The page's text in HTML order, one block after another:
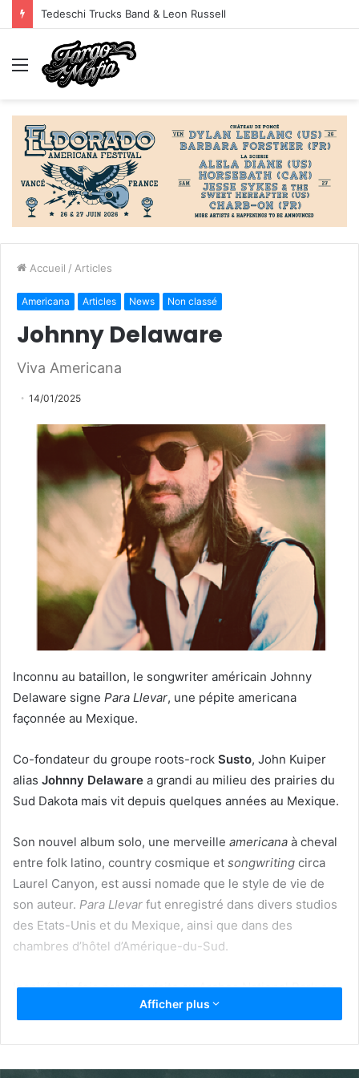
Tedeschi Trucks Band & Leon Russell
Menu
Accueil / Articles
Americana Articles News Non classé
Johnny Delaware
Viva Americana
14/01/2025
Inconnu au bataillon, le songwriter américain Johnny
Delaware signe Para Llevar, une pépite americana
façonnée au Mexique.
Co-fondateur du groupe roots-rock Susto, John Kuiper
alias Johnny Delaware a grandi au milieu des prairies du
Sud Dakota mais vit depuis quelques années au Mexique.
Son nouvel album solo, une merveille americana à cheval
entre folk latino, country cosmique et songwriting circa
Laurel Canyon, est aussi nomade que le style de vie de
son auteur. Para Llevar fut enregistré dans divers studios
des Etats-Unis et du Mexique, ainsi que dans des
chambres d’hôtel d’Amérique-du-Sud.
Inspiré à la fois par une visite au Arches National Park en
Utah et le personnage de chanteurcountry
est l’un des premiers extraits du nouvel album à découvrir.
Pour cette vidéo, Delaware a fait appel à l’artiste visuelEl
Afficher plus